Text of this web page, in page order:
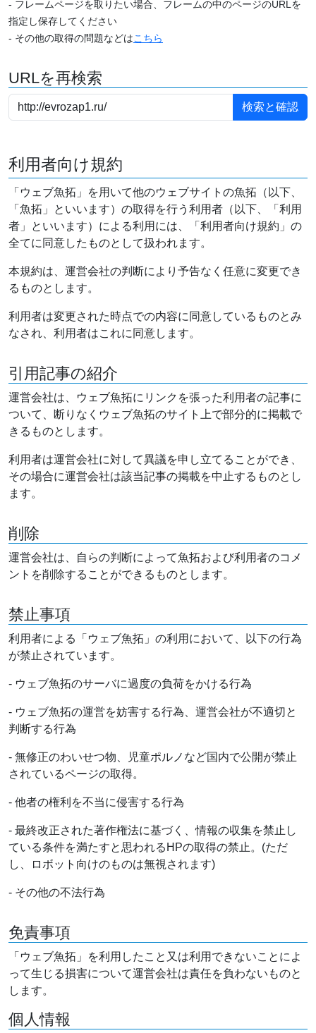
- フレームページを取りたい場合、フレームの中のページのURLを
指定し保存してください
- その他の取得の問題などはこちら
URLを再検索
利用者向け規約
「ウェブ魚拓」を用いて他のウェブサイトの魚拓（以下、
「魚拓」といいます）の取得を行う利用者（以下、「利用
者」といいます）による利用には、「利用者向け規約」の
全てに同意したものとして扱われます。
本規約は、運営会社の判断により予告なく任意に変更でき
るものとします。
利用者は変更された時点での内容に同意しているものとみ
なされ、利用者はこれに同意します。
引用記事の紹介
運営会社は、ウェブ魚拓にリンクを張った利用者の記事に
ついて、断りなくウェブ魚拓のサイト上で部分的に掲載で
きるものとします。
利用者は運営会社に対して異議を申し立てることができ、
その場合に運営会社は該当記事の掲載を中止するものとし
ます。
削除
運営会社は、自らの判断によって魚拓および利用者のコメ
ントを削除することができるものとします。
禁止事項
利用者による「ウェブ魚拓」の利用において、以下の行為
が禁止されています。
- ウェブ魚拓のサーバに過度の負荷をかける行為
- ウェブ魚拓の運営を妨害する行為、運営会社が不適切と
判断する行為
- 無修正のわいせつ物、児童ポルノなど国内で公開が禁止
されているページの取得。
- 他者の権利を不当に侵害する行為
- 最終改正された著作権法に基づく、情報の収集を禁止し
ている条件を満たすと思われるHPの取得の禁止。(ただ
し、ロボット向けのものは無視されます)
- その他の不法行為
免責事項
「ウェブ魚拓」を利用したこと又は利用できないことによ
って生じる損害について運営会社は責任を負わないものと
します。
個人情報